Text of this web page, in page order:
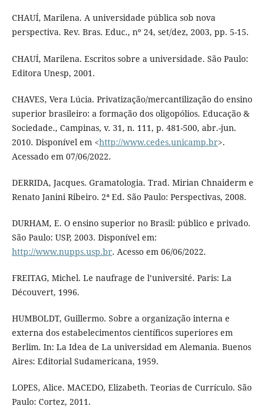
CHAUÍ, Marilena. A universidade pública sob nova
perspectiva. Rev. Bras. Educ., nº 24, set/dez, 2003, pp. 5-15.
CHAUÍ, Marilena. Escritos sobre a universidade. São Paulo:
Editora Unesp, 2001.
CHAVES, Vera Lúcia. Privatização/mercantilização do ensino
superior brasileiro: a formação dos oligopólios. Educação &
Sociedade., Campinas, v. 31, n. 111, p. 481-500, abr.-jun.
2010. Disponível em <http://www.cedes.unicamp.br>.
Acessado em 07/06/2022.
DERRIDA, Jacques. Gramatologia. Trad. Mirian Chnaiderm e
Renato Janini Ribeiro. 2ª Ed. São Paulo: Perspectivas, 2008.
DURHAM, E. O ensino superior no Brasil: público e privado.
São Paulo: USP, 2003. Disponível em:
http://www.nupps.usp.br. Acesso em 06/06/2022.
FREITAG, Michel. Le naufrage de l’université. Paris: La
Découvert, 1996.
HUMBOLDT, Guillermo. Sobre a organização interna e
externa dos estabelecimentos científicos superiores em
Berlim. In: La Idea de La universidad em Alemania. Buenos
Aires: Editorial Sudamericana, 1959.
LOPES, Alice. MACEDO, Elizabeth. Teorias de Currículo. São
Paulo: Cortez, 2011.